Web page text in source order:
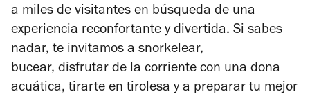
a miles de visitantes en búsqueda de una
experiencia reconfortante y divertida. Si sabes
nadar, te invitamos a snorkelear,
bucear, disfrutar de la corriente con una dona
acuática, tirarte en tirolesa y a preparar tu mejor